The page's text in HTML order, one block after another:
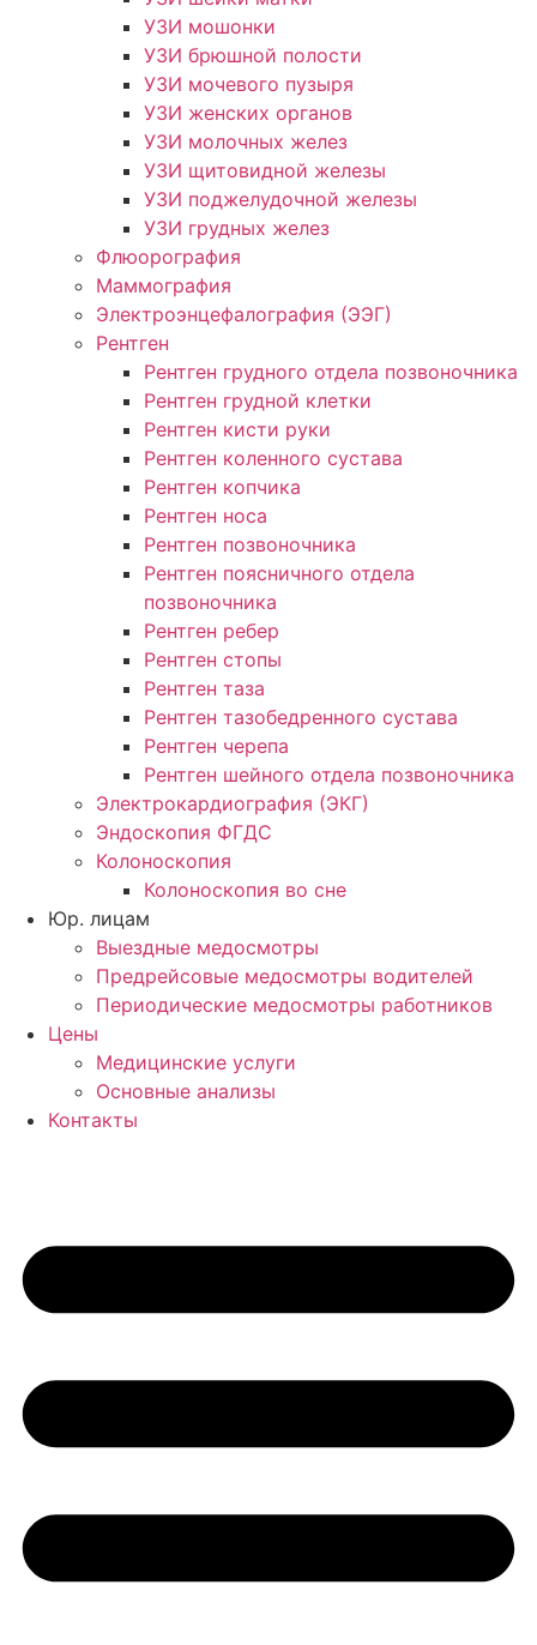
УЗИ мошонки
УЗИ брюшной полости
УЗИ мочевого пузыря
УЗИ женских органов
УЗИ молочных желез
УЗИ щитовидной железы
УЗИ поджелудочной железы
УЗИ грудных желез
Флюорография
Маммография
Электроэнцефалография (ЭЭГ)
Рентген
Рентген грудного отдела позвоночника
Рентген грудной клетки
Рентген кисти руки
Рентген коленного сустава
Рентген копчика
Рентген носа
Рентген позвоночника
Рентген поясничного отдела
позвоночника
Рентген ребер
Рентген стопы
Рентген таза
Рентген тазобедренного сустава
Рентген черепа
Рентген шейного отдела позвоночника
Электрокардиография (ЭКГ)
Эндоскопия ФГДС
Колоноскопия
Колоноскопия во сне
Юр. лицам
Выездные медосмотры
Предрейсовые медосмотры водителей
Периодические медосмотры работников
Цены
Медицинские услуги
Основные анализы
Контакты